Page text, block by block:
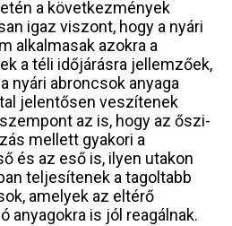
a következmények
igaz viszont, hogy a nyári
alkalmasak azokra a
a téli időjárásra jellemzőek,
nyári abroncsok anyaga
jelentősen veszítenek
az is, hogy az őszi-
mellett gyakori a
és az eső is, ilyen utakon
teljesítenek a tagoltabb
amelyek az eltérő
anyagokra is jól reagálnak.